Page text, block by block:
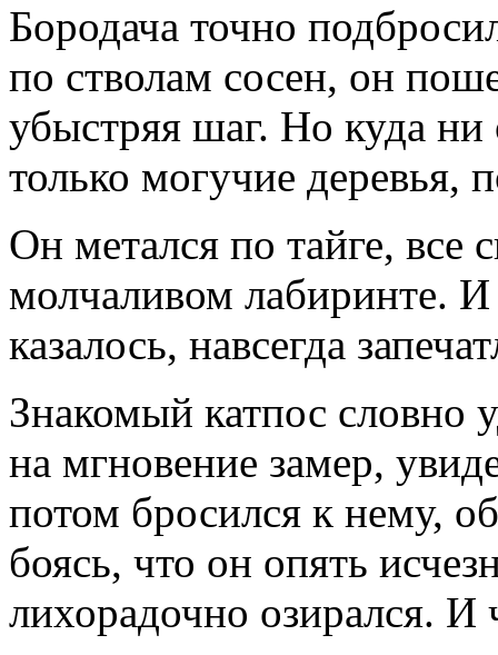
Бородача точно
по стволам сосен, он
убыстряя шаг. Но куда ни
только могучие
Он метался по тайге, все
молчаливом лабиринте.
казалось, навсегда
Знакомый катпос словно
на мгновение замер,
потом бросился к нему,
боясь, что он опять
лихорадочно озирался. И